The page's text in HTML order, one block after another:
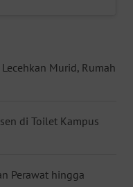
Murid, Rumah
di Toilet Kampus
Perawat hingga